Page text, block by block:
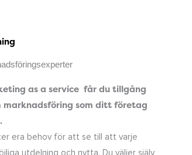
as a service får du tillgång
marknadsföring som ditt företag
era behov för att se till att varje
utdelning och nytta. Du väljer själv